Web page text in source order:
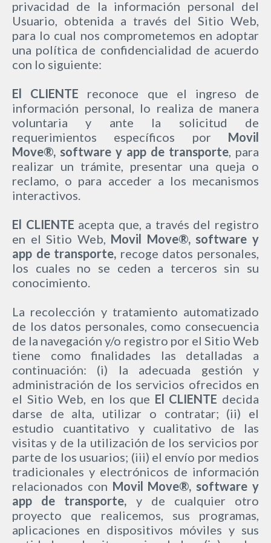
privacidad de la información personal del
Usuario, obtenida a través del Sitio Web,
para lo cual nos comprometemos en adoptar
una política de confidencialidad de acuerdo
con lo siguiente:
El CLIENTE reconoce que el ingreso de
información personal, lo realiza de manera
voluntaria y ante la solicitud de
requerimientos específicos por Movil
Move®, software y app de transporte , para
realizar un trámite, presentar una queja o
reclamo, o para acceder a los mecanismos
interactivos.
El CLIENTE acepta que, a través del registro
en el Sitio Web, Movil Move®, software y
app de transporte, recoge datos personales,
los cuales no se ceden a terceros sin su
conocimiento.
La recolección y tratamiento automatizado
de los datos personales, como consecuencia
de la navegación y/o registro por el Sitio Web
tiene como finalidades las detalladas a
continuación: (i) la adecuada gestión y
administración de los servicios ofrecidos en
el Sitio Web, en los que El CLIENTE decida
darse de alta, utilizar o contratar; (ii) el
estudio cuantitativo y cualitativo de las
visitas y de la utilización de los servicios por
parte de los usuarios; (iii) el envío por medios
tradicionales y electrónicos de información
relacionados con Movil Move®, software y
app de transporte, y de cualquier otro
proyecto que realicemos, sus programas,
aplicaciones en dispositivos móviles y sus